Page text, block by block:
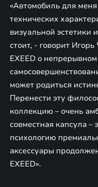
«Автомобиль для
технических
визуальной эстетики
стоит, - говорит
EXEED о
может родиться
Перенести эту
коллекцию – очень
совместная капсула –
психологию
аксессуары
EXEED».